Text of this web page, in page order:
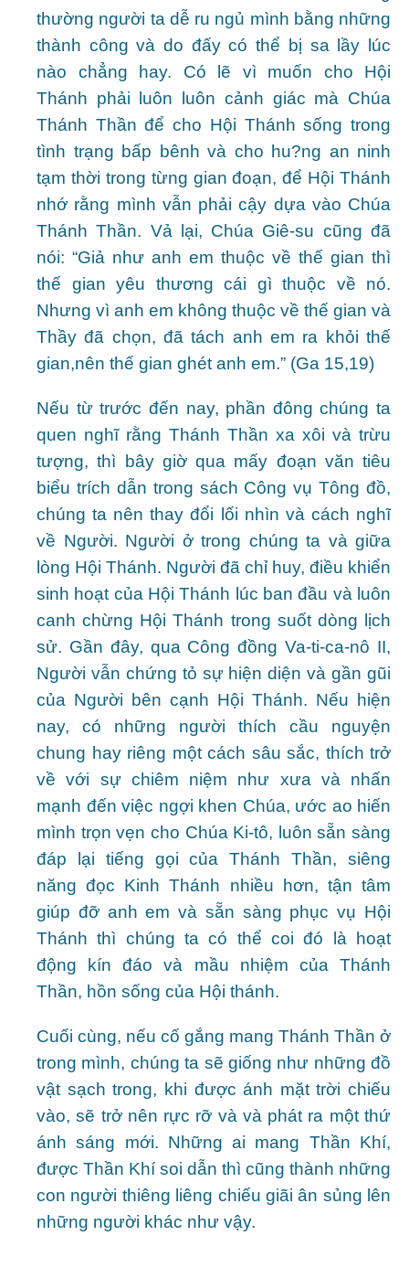
thường người ta dễ ru ngủ mình bằng những
thành công và do đấy có thể bị sa lầy lúc
nào chẳng hay. Có lẽ vì muốn cho Hội
Thánh phải luôn luôn cảnh giác mà Chúa
Thánh Thần để cho Hội Thánh sống trong
tình trạng bấp bênh và cho hu?ng an ninh
tạm thời trong từng gian đoạn, để Hội Thánh
nhớ rằng mình vẫn phải cậy dựa vào Chúa
Thánh Thần. Vả lại, Chúa Giê-su cũng đã
nói: “Giả như anh em thuộc về thế gian thì
thế gian yêu thương cái gì thuộc về nó.
Nhưng vì anh em không thuộc về thế gian và
Thầy đã chọn, đã tách anh em ra khỏi thế
gian,nên thế gian ghét anh em.” (Ga 15,19)
Nếu từ trước đến nay, phần đông chúng ta
quen nghĩ rằng Thánh Thần xa xôi và trừu
tượng, thì bây giờ qua mấy đoạn văn tiêu
biểu trích dẫn trong sách Công vụ Tông đồ,
chúng ta nên thay đổi lối nhìn và cách nghĩ
về Người. Người ở trong chúng ta và giữa
lòng Hội Thánh. Người đã chỉ huy, điều khiển
sinh hoạt của Hội Thánh lúc ban đầu và luôn
canh chừng Hội Thánh trong suốt dòng lịch
sử. Gần đây, qua Công đồng Va-ti-ca-nô II,
Người vẫn chứng tỏ sự hiện diện và gần gũi
của Người bên cạnh Hội Thánh. Nếu hiện
nay, có những người thích cầu nguyện
chung hay riêng một cách sâu sắc, thích trở
về với sự chiêm niệm như xưa và nhấn
mạnh đến việc ngợi khen Chúa, ước ao hiến
mình trọn vẹn cho Chúa Ki-tô, luôn sẵn sàng
đáp lại tiếng gọi của Thánh Thần, siêng
năng đọc Kinh Thánh nhiều hơn, tận tâm
giúp đỡ anh em và sẵn sàng phục vụ Hội
Thánh thì chúng ta có thể coi đó là hoạt
động kín đáo và mầu nhiệm của Thánh
Thần, hồn sống của Hội thánh.
Cuối cùng, nếu cố gắng mang Thánh Thần ở
trong mình, chúng ta sẽ giống như những đồ
vật sạch trong, khi được ánh mặt trời chiếu
vào, sẽ trở nên rực rỡ và và phát ra một thứ
ánh sáng mới. Những ai mang Thần Khí,
được Thần Khí soi dẫn thì cũng thành những
con người thiêng liêng chiếu giãi ân sủng lên
những người khác như vậy.